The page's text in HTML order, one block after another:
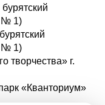
№ 1)
№ 1)
творчества» г.
«Кванториум»